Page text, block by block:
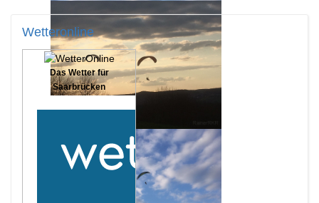
Wetteronline
Das Wetter für
Saarbrücken